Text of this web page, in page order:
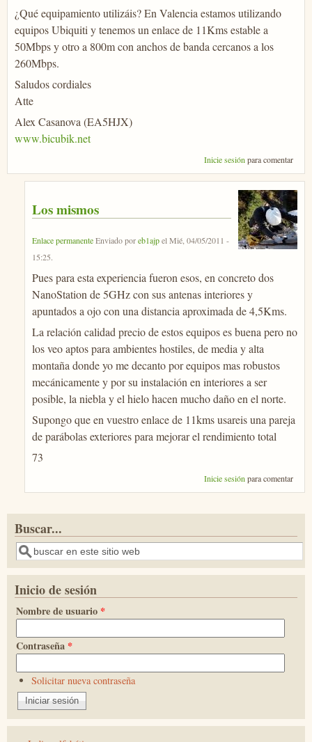
¿Qué equipamiento utilizáis? En Valencia estamos utilizando
equipos Ubiquiti y tenemos un enlace de 11Kms estable a
50Mbps y otro a 800m con anchos de banda cercanos a los
260Mbps.
Saludos cordiales
Atte
Alex Casanova (EA5HJX)
www.bicubik.net
Inicie sesiónpara comentar
Los mismos
Enlace permanenteEnviado poreb1ajpelMié, 04/05/2011 -
15:25.
Pues para esta experiencia fueron esos, en concreto dos
NanoStation de 5GHz con sus antenas interiores y
apuntados a ojo con una distancia aproximada de 4,5Kms.
La relación calidad precio de estos equipos es buena pero no
los veo aptos para ambientes hostiles, de media y alta
montaña donde yo me decanto por equipos mas robustos
mecánicamente y por su instalación en interiores a ser
posible, la niebla y el hielo hacen mucho daño en el norte.
Supongo que en vuestro enlace de 11kms usareis una pareja
de parábolas exteriores para mejorar el rendimiento total
73
Inicie sesión para comentar
Buscar...
Buscar
Inicio de sesión
Nombre de usuario *
Contraseña *
Solicitar nueva contraseña